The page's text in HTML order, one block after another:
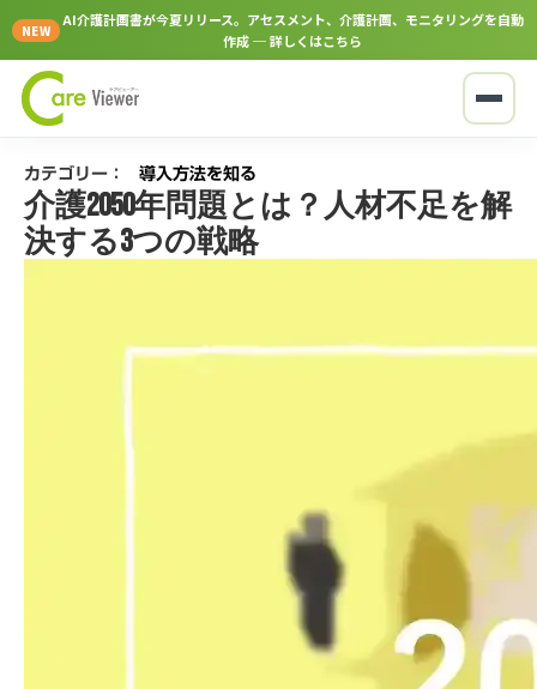
NEW
AI介護計画書が今夏リリース。アセスメント、介護計画、モニタリングを自動
作成 ─ 詳しくはこちら
カテゴリー： 導入方法を知る
介護2050年問題とは？人材不足を解
決する3つの戦略